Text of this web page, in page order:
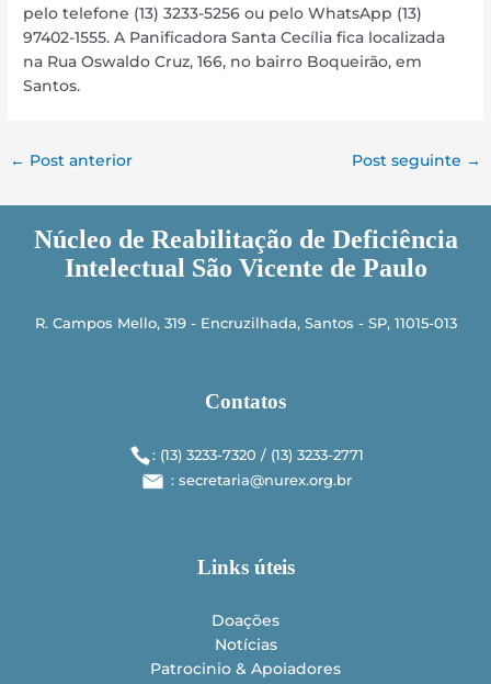
pelo telefone (13) 3233-5256 ou pelo WhatsApp (13)
97402-1555. A Panificadora Santa Cecília fica localizada
na Rua Oswaldo Cruz, 166, no bairro Boqueirão, em
Santos.
← Post anterior Post seguinte →
Núcleo de Reabilitação de Deficiência
Intelectual São Vicente de Paulo
R. Campos Mello, 319 - Encruzilhada, Santos - SP, 11015-013
Contatos
: (13) 3233-7320 / (13) 3233-­2771
: secretaria@nurex.org.br
Links úteis
Doações
Notícias
Patrocinio & Apoiadores